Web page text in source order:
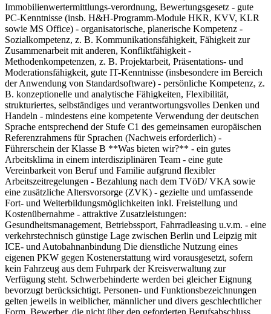
Immobilienwertermittlungs-verordnung, Bewertungsgesetz - gute
PC-Kenntnisse (insb. H&H-Programm-Module HKR, KVV, KLR
sowie MS Office) - organisatorische, planerische Kompetenz -
Sozialkompetenz, z. B. Kommunikationsfähigkeit, Fähigkeit zur
Zusammenarbeit mit anderen, Konfliktfähigkeit -
Methodenkompetenzen, z. B. Projektarbeit, Präsentations- und
Moderationsfähigkeit, gute IT-Kenntnisse (insbesondere im Bereich
der Anwendung von Standardsoftware) - persönliche Kompetenz, z.
B. konzeptionelle und analytische Fähigkeiten, Flexibilität,
strukturiertes, selbständiges und verantwortungsvolles Denken und
Handeln - mindestens eine kompetente Verwendung der deutschen
Sprache entsprechend der Stufe C1 des gemeinsamen europäischen
Referenzrahmens für Sprachen (Nachweis erforderlich) -
Führerschein der Klasse B **Was bieten wir?** - ein gutes
Arbeitsklima in einem interdisziplinären Team - eine gute
Vereinbarkeit von Beruf und Familie aufgrund flexibler
Arbeitszeitregelungen - Bezahlung nach dem TVöD/ VKA sowie
eine zusätzliche Altersvorsorge (ZVK) - gezielte und umfassende
Fort- und Weiterbildungsmöglichkeiten inkl. Freistellung und
Kostenübernahme - attraktive Zusatzleistungen:
Gesundheitsmanagement, Betriebssport, Fahrradleasing u.v.m. - eine
verkehrstechnisch günstige Lage zwischen Berlin und Leipzig mit
ICE- und Autobahnanbindung Die dienstliche Nutzung eines
eigenen PKW gegen Kostenerstattung wird vorausgesetzt, sofern
kein Fahrzeug aus dem Fuhrpark der Kreisverwaltung zur
Verfügung steht. Schwerbehinderte werden bei gleicher Eignung
bevorzugt berücksichtigt. Personen- und Funktionsbezeichnungen
gelten jeweils in weiblicher, männlicher und divers geschlechtlicher